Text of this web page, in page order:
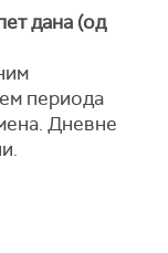
дана (од
периода
Дневне